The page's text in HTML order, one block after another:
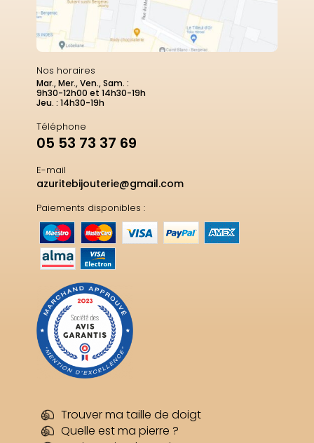
Nos horaires
Mar., Mer., Ven., Sam. :
9h30-12h00 et 14h30-19h
Jeu. : 14h30-19h
Téléphone
05 53 73 37 69
E-mail
azuritebijouterie@gmail.com
Paiements disponibles :
Trouver ma taille de doigt
Quelle est ma pierre ?